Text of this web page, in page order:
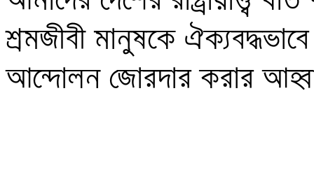
শ্রমজীবী মানুষকে ঐক্যবদ্ধভাবে